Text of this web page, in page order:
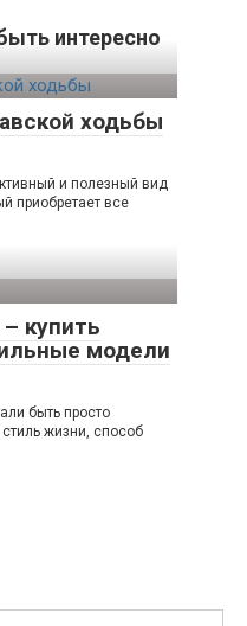
интересно
ходьбы
и полезный вид
приобретает все
купить
модели
быть просто
жизни, способ